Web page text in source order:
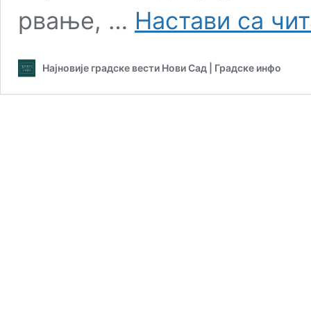
рвање, … Настави са
Најновије градске вести Нови Сад | Градске инфо